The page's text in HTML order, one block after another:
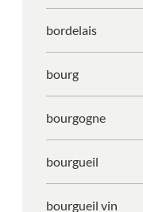
bordelais
bourg
bourgogne
bourgueil
bourgueil vin